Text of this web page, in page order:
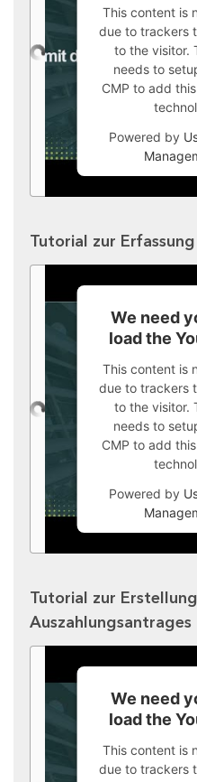
This content is
due to trackers
to the visitor.
needs to
CMP to add
Powered by
Tutorial zur
We need
load the
This content is
due to trackers
to the visitor.
needs to
CMP to add
Powered by
Tutorial zur
Auszahlungsantrages
We need
load the
This content is
due to trackers